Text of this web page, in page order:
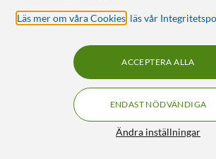
Plejd
Läs mer om våra Cookies läs vår
Ändra inställningar
ENDAST NÖDVÄNDIGA
ACCEPTERA ALLA